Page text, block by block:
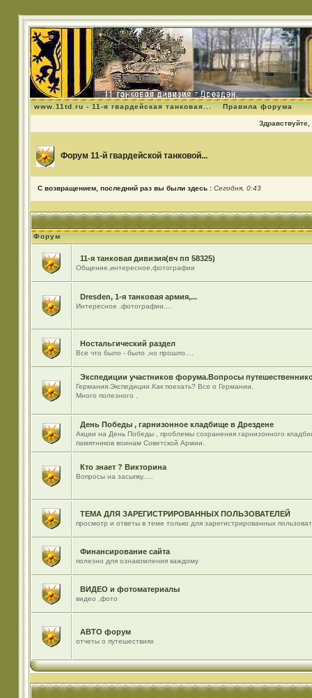
www.11td.ru - 11-я гвардейская танковая... Правила форума
Здравствуйте,
Форум 11-й гвардейской танковой...
С возвращением, последний раз вы были здесь : Сегодня, 0:43
Форум
11-я танковая дивизия(вч пп 58325)
Общение,интересное,фотографии
Dresden, 1-я танковая армия,...
Интересное .фотографии....
Ностальгический раздел
Все что было - было ,но прошло....
Экспедиции участников форума.Вопросы
Германия.Экспедиции.Как поехать? Все о Германии.
Много полезного .
День Победы , гарнизонное кладбище в Дрездене
Акции на День Победы , проблемы сохранения гарнизонного
памятников воинам Советской Армии.
Кто знает ? Викторина
Вопросы на засыпку.....
ТЕМА ДЛЯ ЗАРЕГИСТРИРОВАННЫХ ПОЛЬЗОВАТЕЛЕЙ
просмотр и ответы в теме только для зарегистрированных
Финансирование сайта
полезно для ознакомления каждому
ВИДЕО и фотоматериалы
видео ,фото
АВТО форум
отчеты о путешествиях